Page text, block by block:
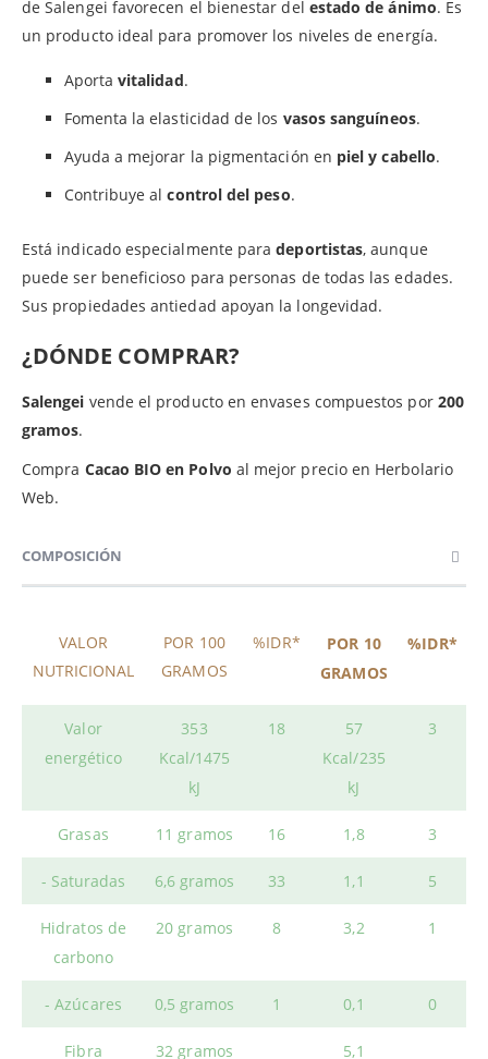
de Salengei favorecen el bienestar del estado de ánimo. Es
un producto ideal para promover los niveles de energía.
Aporta vitalidad.
Fomenta la elasticidad de los vasos sanguíneos.
Ayuda a mejorar la pigmentación en piel y cabello.
Contribuye alcontrol del peso.
Está indicado especialmente paradeportistas, aunque
puede ser beneficioso para personas de todas las edades.
Sus propiedades antiedad apoyan la longevidad.
¿DÓNDE COMPRAR?
Salengei vende el producto en envases compuestos por 200
gramos.
Compra Cacao BIO en Polvo al mejor precio en Herbolario
Web.
COMPOSICIÓN
VALOR
NUTRICIONAL
POR 100
GRAMOS
%IDR*
POR 10
GRAMOS
%IDR*
Valor
energético
353
Kcal/1475
kJ
18
57
Kcal/235
kJ
3
Grasas 11 gramos 16 1,8 3
- Saturadas 6,6 gramos 33 1,1 5
Hidratos de
carbono
20 gramos 8 3,2 1
- Azúcares 0,5 gramos 1 0,1 0
Fibra 32 gramos 5,1